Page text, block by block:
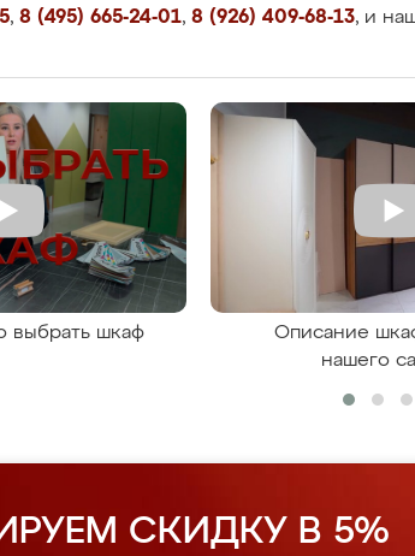
, 8 (495) 665-24-01, 8 (926) 409-68-13, и
выбрать шкаф
Описание
нашего
СКИДКУ В 5%